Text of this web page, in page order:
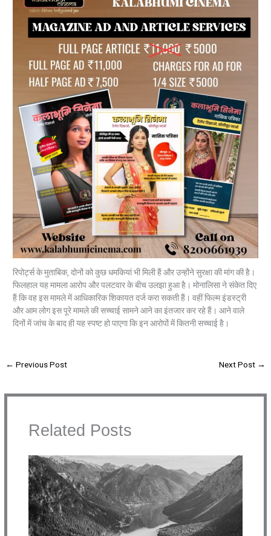
रिपोर्ट्स के मुताबिक, दोनों को कुछ धमकियां भी मिली हैं और उन्होंने सुरक्षा की मांग की है।
फिलहाल यह मामला आरोप और पलटवार के बीच उलझा हुआ है। मोनालिसा ने संकेत दिए
हैं कि वह इस मामले में आधिकारिक शिकायत दर्ज करा सकती हैं। वहीं फिल्म इंडस्ट्री
और आम लोग इस पूरे मामले की सच्चाई सामने आने का इंतजार कर रहे हैं। आने वाले
दिनों में जांच के बाद ही यह स्पष्ट हो पाएगा कि इन आरोपों में कितनी सच्चाई है।
← Previous Post Next Post →
Related Posts